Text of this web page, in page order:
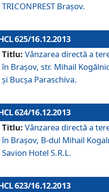
TRICONPREST Braşov.
625/16.12.2013
Titlu: Vânzarea directă a
în Braşov, str. Mihail
şi Bucşa Paraschiva.
624/16.12.2013
Titlu: Vânzarea directă a
în Braşov, B-dul Mihail
Savion Hotel S.R.L.
623/16.12.2013